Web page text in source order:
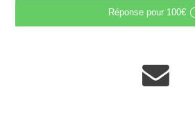
Réponse pour 100€